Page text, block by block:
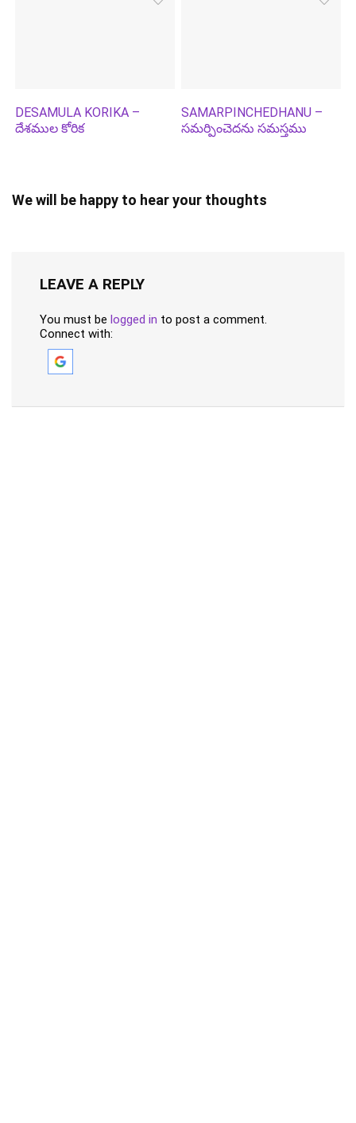
DESAMULA KORIKA –
దేశముల కోరిక
SAMARPINCHEDHANU –
సమర్పించెదను సమస్తము
We will be happy to hear your thoughts
LEAVE A REPLY
You must be logged in to post a comment.
Connect with: